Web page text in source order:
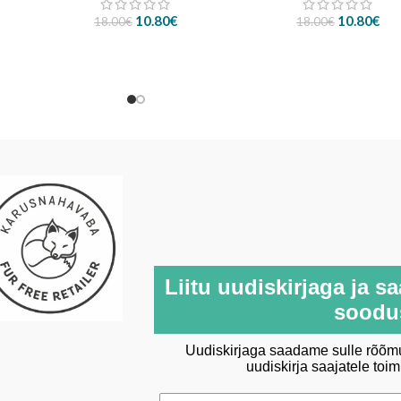
18.00€ Algne
10.80€ 18.00€ Algne
10.80€
Liitu uudiskirjaga ja
Uudiskirjaga saadame sulle
uudiskirja saajatele